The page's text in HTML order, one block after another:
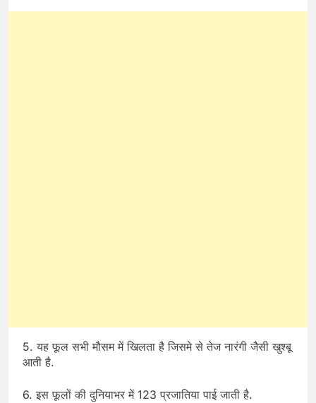
5. यह फूल सभी मौसम में खिलता है जिसमे से तेज नारंगी जैसी खुश्बू
आती है.
6. इस फूलों की दुनियाभर में 123 प्रजातिया पाई जाती है.